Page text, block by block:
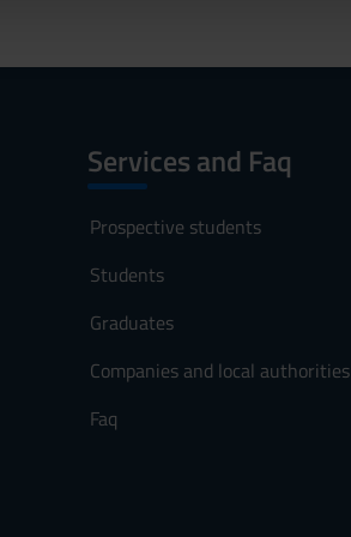
Services and Faq
Prospective students
Students
Graduates
Companies and local authorities
Faq